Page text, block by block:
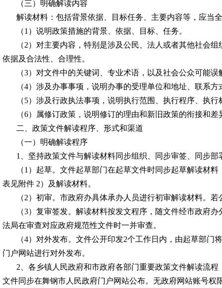
（三）明确解读内容
解读材料：包括背景依据、目标任务、主要内容等，应当
（1）说明政策措施的背景、依据、目标、任务。
（2）对主要内容，特别是涉及公民、法人或者其他社会
依据及合法性、合理性。
（3）对文件中的关键词、专业术语，以及社会公众可能
（4）涉及办事事项，说明办事的受理单位和地址、联系
（5）涉及行政执法事项，说明执行范围、执行程序、执行
（6）属修订政策，说明修订的理由和新旧政策的衔接和
二、政策文件解读程序、形式和渠道
（一）明确解读程序
1、坚持政策文件与解读材料同步组织、同步审签、同步
（1）起草。文件起草部门在起草文件时同步起草解读材
表见附件 2）及解读材料。
（2）初审。市政府办具体承办人员进行初审解读材料。
（3）复审签发。解读材料按发文程序，随文件经市政府
法局在审查对应政府规范性文件时一并审查。
（4）对外发布。文件公开印发2个工作日内，由起草部门
门户网站进行对外发布。
2、各乡镇人民政府和市政府各部门重要政策文件解读流
文件同步在舞钢市人民政府门户网站公布。无政府网站账号权